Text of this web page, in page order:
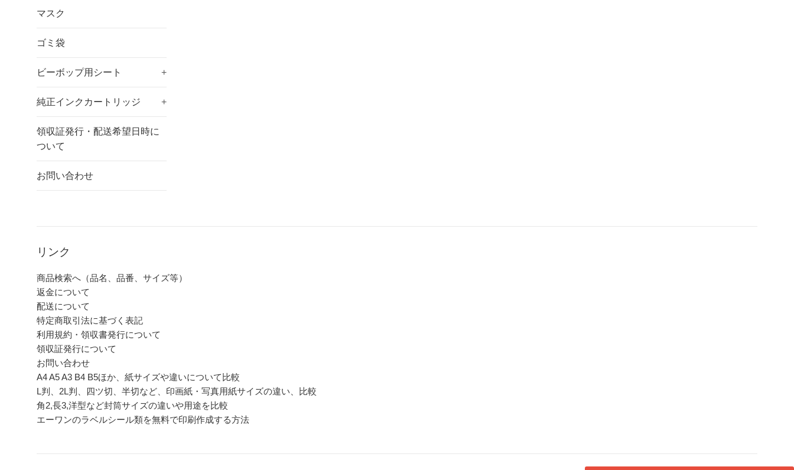
マスク
ゴミ袋
ビーボップ用シート +
純正インクカートリッジ +
領収証発行・配送希望日時に
ついて
お問い合わせ
リンク
商品検索へ（品名、品番、サイズ等）
返金について
配送について
特定商取引法に基づく表記
利用規約・領収書発行について
領収証発行について
お問い合わせ
A4 A5 A3 B4 B5ほか、紙サイズや違いについて比較
L判、2L判、四ツ切、半切など、印画紙・写真用紙サイズの違い、比較
角2,長3,洋型など封筒サイズの違いや用途を比較
エーワンのラベルシール類を無料で印刷作成する方法